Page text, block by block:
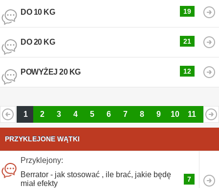
DO 10 KG 19
DO 20 KG 21
POWYŻEJ 20 KG 12
1 2 3 4 5 6 7 8 9 10 11 12
PRZYKLEJONE WĄTKI
Przyklejony:
Berrator - jak stosować , ile brać, jakie będę
miał efekty
7